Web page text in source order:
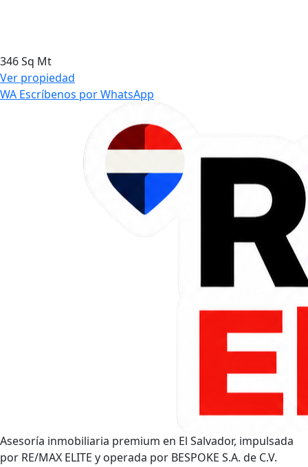
346 Sq Mt
Ver propiedad
WA Escríbenos por WhatsApp
Asesoría inmobiliaria premium en El Salvador, impulsada
por RE/MAX ELITE y operada por BESPOKE S.A. de C.V.